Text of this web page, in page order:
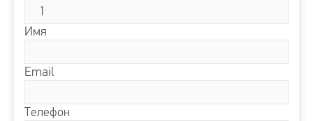
Имя
Email
Телефон